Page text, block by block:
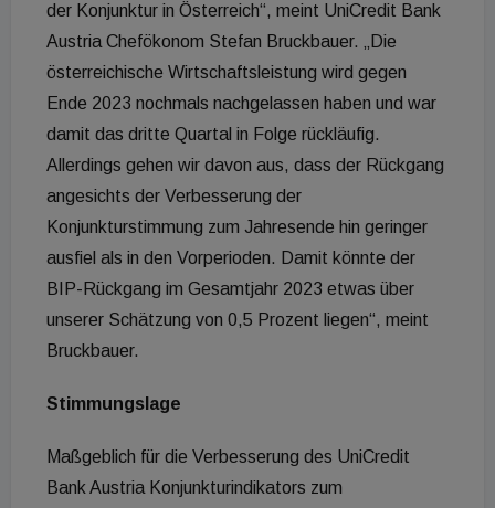
der Konjunktur in Österreich“, meint UniCredit Bank
Austria Chefökonom Stefan Bruckbauer. „Die
österreichische Wirtschaftsleistung wird gegen
Ende 2023 nochmals nachgelassen haben und war
damit das dritte Quartal in Folge rückläufig.
Allerdings gehen wir davon aus, dass der Rückgang
angesichts der Verbesserung der
Konjunkturstimmung zum Jahresende hin geringer
ausfiel als in den Vorperioden. Damit könnte der
BIP-Rückgang im Gesamtjahr 2023 etwas über
unserer Schätzung von 0,5 Prozent liegen“, meint
Bruckbauer.
Stimmungslage
Maßgeblich für die Verbesserung des UniCredit
Bank Austria Konjunkturindikators zum